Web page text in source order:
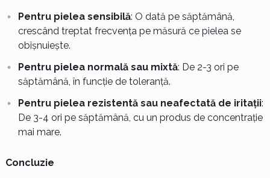
Pentru pielea sensibilă: O dată pe săptămână,
crescând treptat frecvența pe măsură ce pielea se
obișnuiește.
Pentru pielea normală sau mixtă: De 2-3 ori pe
săptămână, în funcție de toleranță.
Pentru pielea rezistentă sau neafectată de iritații:
De 3-4 ori pe săptămână, cu un produs de concentrație
mai mare.
Concluzie